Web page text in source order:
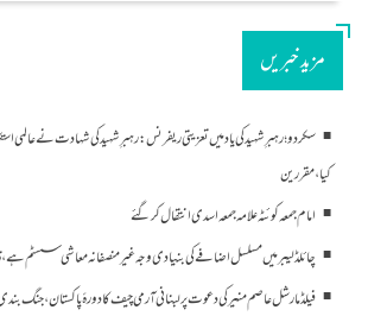
مزید خبریں
سکردو؛ رہبرِ شہید کی یاد میں تعزیتی ریفرنس: رہبرِ شہید کی شہادت نے
کیا، مقررین
امام جمعہ کوئٹہ علامہ جمعہ اسدی انتقال کر گئے
چائلڈ لیبر میں مسلسل اضافے کی بنیادی وجہ غیرمنصفانہ معاشی سسٹم ہے،
فیلڈ مارشل عاصم منیر کی دعوت پر لبنانی آرمی چیف کا دورۂ پاکستان، جنگ